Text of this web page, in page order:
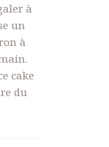
à
un
à
cake
du